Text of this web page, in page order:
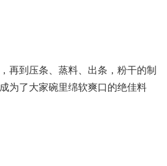
再到压条、蒸料、出条，粉干的制
为了大家碗里绵软爽口的绝佳料